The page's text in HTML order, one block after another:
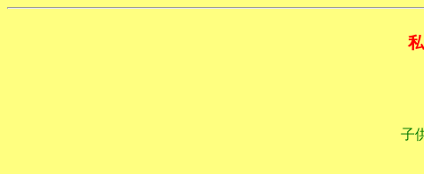
子